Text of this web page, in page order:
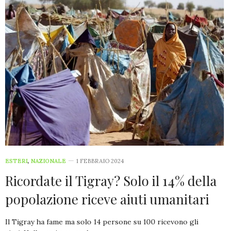
ESTERI, NAZIONALE 1 FEBBRAIO 2024
Ricordate il Tigray? Solo il 14% della
popolazione riceve aiuti umanitari
Il Tigray ha fame ma solo 14 persone su 100 ricevono gli